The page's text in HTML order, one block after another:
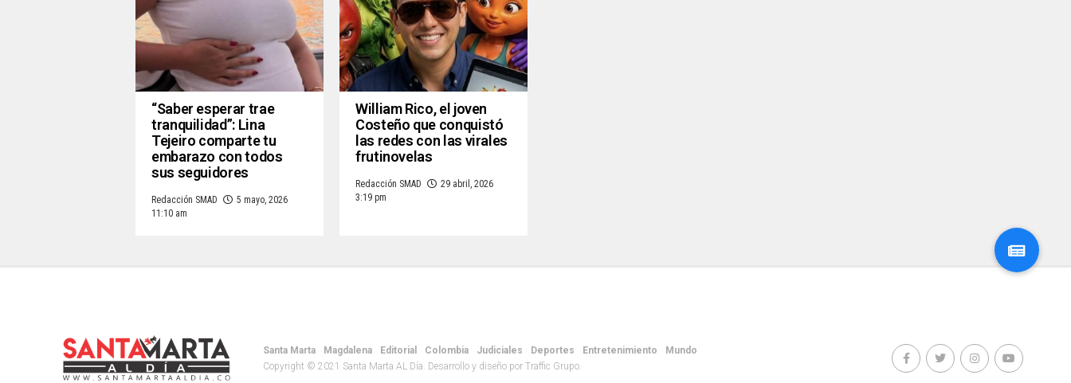
“Saber esperar trae
tranquilidad”: Lina
Tejeiro comparte tu
embarazo con todos
sus seguidores
Redacción SMAD
5 mayo, 2026
11:10 am
William Rico, el joven
Costeño que conquistó
las redes con las virales
frutinovelas
Redacción SMAD
29 abril, 2026
3:19 pm
Santa Marta Magdalena Editorial Colombia Judiciales Deportes Entretenimiento
Mundo
Copyright © 2021 Santa Marta AL Día. Desarrollo y diseño por Traffic Grupo.